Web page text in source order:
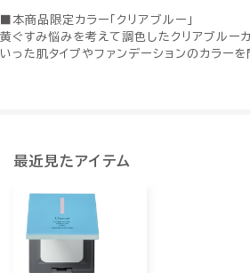
■本商品限定カラー「クリアブルー」
黄ぐすみ悩みを考えて調色したクリアブルー
いった肌タイプやファンデーションのカラーを
最近見たアイテム